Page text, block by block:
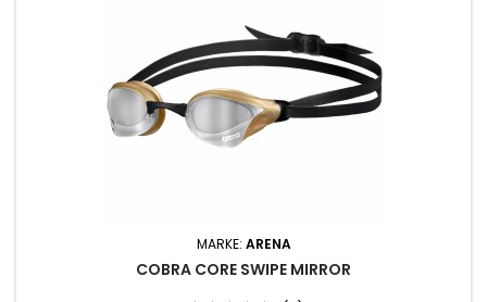
MARKE: ARENA
COBRA CORE SWIPE MIRROR